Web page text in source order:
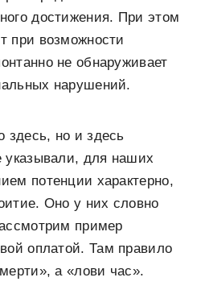
достижения. При этом
при возможности
не обнаруживает
нарушений.
здесь, но и здесь
для наших
потенции характерно,
Оно у них словно
пример
оплатой. Там правило
а «лови час».